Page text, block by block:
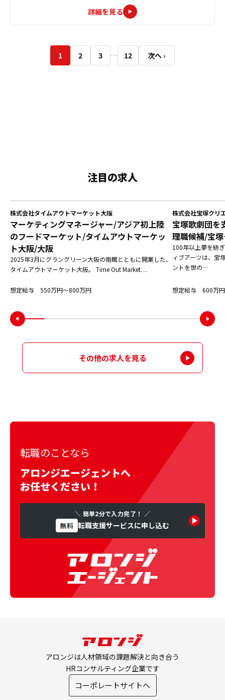
詳細を見る
1 2 3 … 12 次へ ›
注目の求人
株式会社タイムアウトマーケット大阪
マーケティングマネージャー/アジア初上陸
のフードマーケット/タイムアウトマーケッ
ト大阪/大阪
2025年3月にグラングリーン大阪の南館とともに開業した、
タイムアウトマーケット大阪。 Time Out Market…
想定給与 550万円〜800万円
株式会社宝塚クリ
宝塚歌劇団を
理職候補/宝
100年以上夢を紡
ィブアーツは、宝
ントを世の…
想定給与 600万
その他の求人を見る
転職のことなら
アロンジエージェントへ
お任せください！
＼ 簡単2分で入力完了！ ／
無料 転職支援サービスに申し込む
アロンジは人材領域の課題解決と向き合う
HRコンサルティング企業です
コーポレートサイトへ